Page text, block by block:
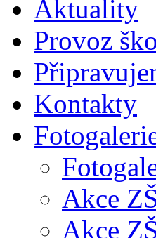
Aktuality
Provoz
Kontakty
Akce
Akce